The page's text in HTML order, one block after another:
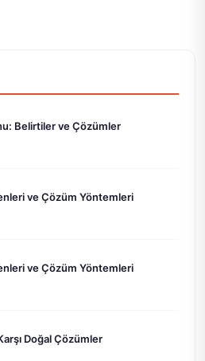
Belirtiler ve Çözümler
ve Çözüm Yöntemleri
ve Çözüm Yöntemleri
Doğal Çözümler